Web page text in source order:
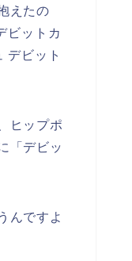
えたの
ビットカ
ビット
ヒップポ
「デビッ
んですよ